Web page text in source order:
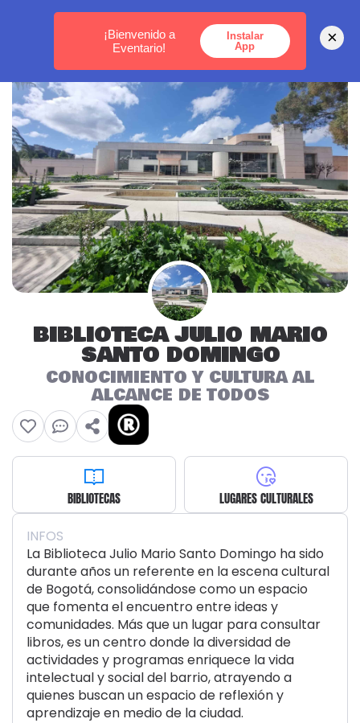
MEDELLÍN - BOGOTÁ - CARTAGENA
BIBLIOTECA JULIO MARIO
SANTO DOMINGO
CONOCIMIENTO Y CULTURA AL
ALCANCE DE TODOS
BIBLIOTECAS LUGARES CULTURALES
INFOS
La Biblioteca Julio Mario Santo Domingo ha sido
durante años un referente en la escena cultural
de Bogotá, consolidándose como un espacio
que fomenta el encuentro entre ideas y
comunidades. Más que un lugar para consultar
libros, es un centro donde la diversidad de
actividades y programas enriquece la vida
intelectual y social del barrio, atrayendo a
quienes buscan un espacio de reflexión y
aprendizaje en medio de la ciudad.
¡Bienvenido a
Eventario!
Instalar
App
×